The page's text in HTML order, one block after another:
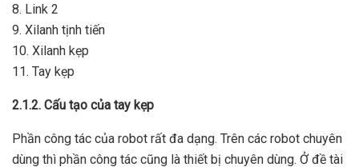
8. Link 2
9. Xilanh tịnh tiến
10. Xilanh kẹp
11. Tay kẹp
2.1.2. Cấu tạo của tay kẹp
Phần công tác của robot rất đa dạng. Trên các robot chuyên
dùng thì phần công tác cũng là thiết bị chuyên dùng. Ở đề tài